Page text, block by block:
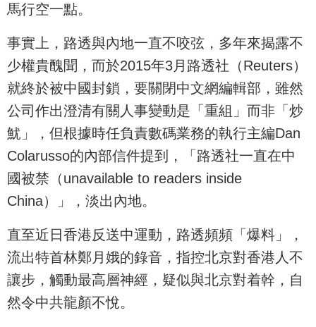
馬行空一點。
事實上，路透與內地一直不咬弦，多年來揭露不
少權貴醜聞，而於2015年3月路透社（Reuters）
就終於被中國封鎖，要關閉中文網編輯部，雖然
公司作出澄清有關人事變動是「重組」而非「炒
魷」，但根據時任負責數碼業務的執行主編Dan
Colarusso的內部信件提到，「路透社一直在中
國被禁（unavailable to readers inside
China）」，淡出內地。
直至近日香港反送中運動，路透頻頻「爆料」，
流出特首林鄭月娥的錄音，指控北京對香港人不
讓步，觸動最高層神經，疑似與北京對着幹，自
然令中共龍顏不悅。